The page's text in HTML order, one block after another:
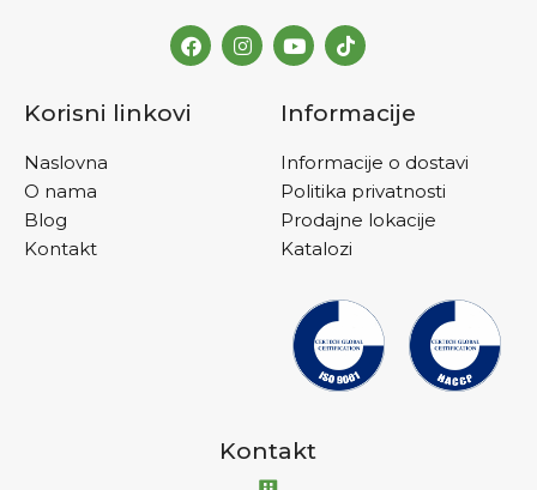
Korisni linkovi
Naslovna
O nama
Blog
Kontakt
Informacije
Informacije o dostavi
Politika privatnosti
Prodajne lokacije
Katalozi
Kontakt